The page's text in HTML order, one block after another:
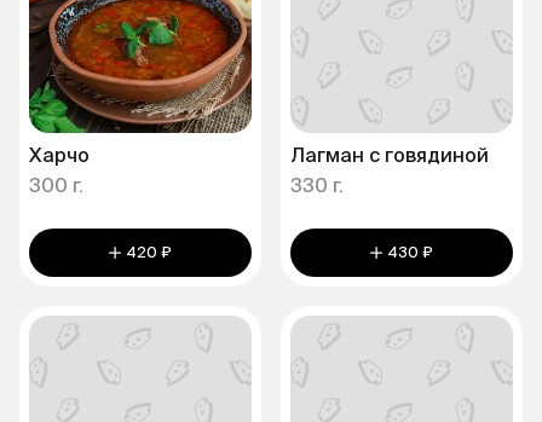
Харчо
300 г.
420 ₽
Лагман с говядиной
330 г.
430 ₽